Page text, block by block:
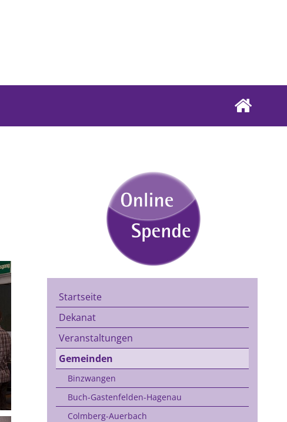
Startseite
Dekanat
Veranstaltungen
Gemeinden
Binzwangen
Buch-Gastenfelden-Hagenau
Colmberg-Auerbach